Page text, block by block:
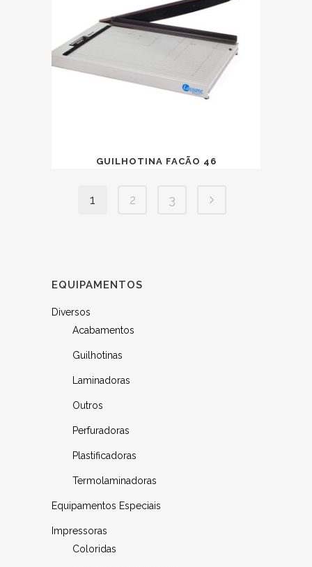
GUILHOTINA FACÃO 46
1 2 3
EQUIPAMENTOS
Diversos
Acabamentos
Guilhotinas
Laminadoras
Outros
Perfuradoras
Plastificadoras
Termolaminadoras
Equipamentos Especiais
Impressoras
Coloridas